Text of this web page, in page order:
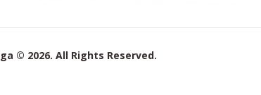
© 2026. All Rights Reserved.